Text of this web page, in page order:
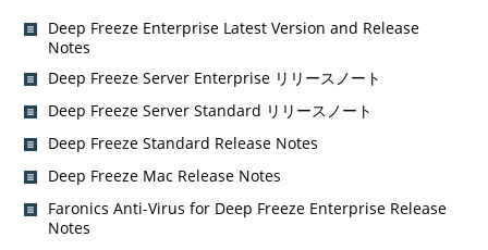
Deep Freeze Enterprise Latest Version and Release
Notes
Deep Freeze Server Enterprise リリースノート
Deep Freeze Server Standard リリースノート
Deep Freeze Standard Release Notes
Deep Freeze Mac Release Notes
Faronics Anti-Virus for Deep Freeze Enterprise Release
Notes